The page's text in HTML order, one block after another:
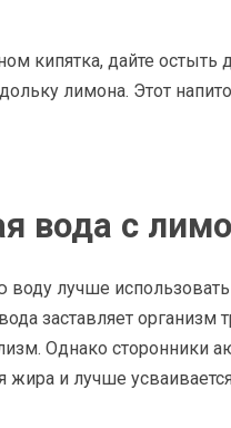
кипятка, дайте остыть
лимона. Этот
вода с
лучше
заставляет организм
Однако сторонники
жира и лучше